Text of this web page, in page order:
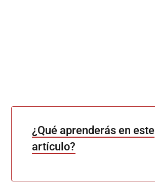
¿Qué aprenderás en este
artículo?